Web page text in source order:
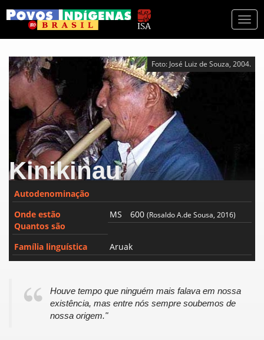
Foto: José Luiz de Souza, 2004.
Kinikinau
Autodenominação
Onde estão
Quantos são
MS 600(Rosaldo A.de Sousa, 2016)
Família linguística Aruak
Houve tempo que ninguém mais falava em nossa
existência, mas entre nós sempre soubemos de
nossa origem."